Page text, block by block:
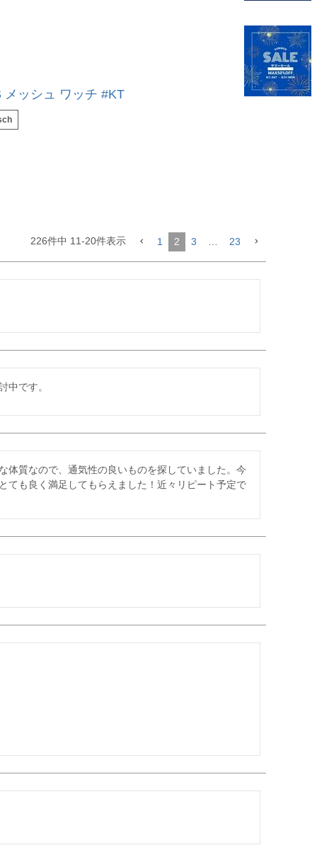
メッシュ ワッチ #KT
226件中 11-20件表示 1 2 3 23
中です。
体質なので、通気性の良いものを探していました。今
ても良く満足してもらえました！近々リピート予定で